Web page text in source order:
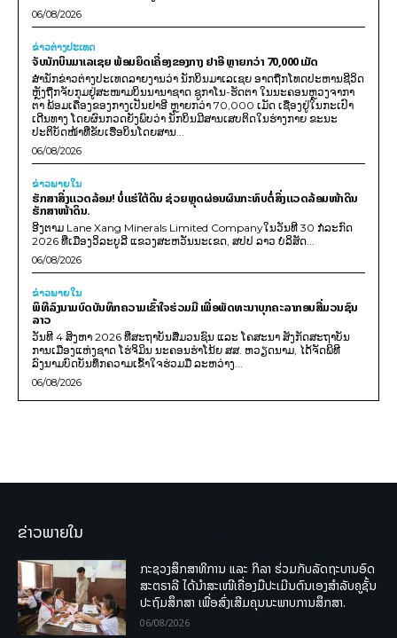
06/08/2026
ຂ່າວຕ່າງປະເທດ
ຈັບນັກບິນມາເລເຊຍ ພ້ອມຍຶດເຄື່ອງຂອງກາງ ຢາອີ ຫຼາຍກວ່າ 70,000 ເມັດ
ສຳນັກຂ່າວຕ່າງປະເທດລາຍງານວ່າ ນັກບິນມາເລເຊຍ ອາດຖືກໂທດປະຫານຊີວິດ
ຫຼັງຖືກຈັບກຸມຢູ່ສະໜາມບິນນານາຊາດ ຊູກາໂນ-ຮັດຕາ ໃນນະຄອນຫຼວງຈາກາ
ຕາ ພ້ອມເຄື່ອງຂອງກາງເປັນຢາອີ ຫຼາຍກວ່າ 70,000 ເມັດ ເຊື່ອງຢູ່ໃນກະເປົາ
ເດີນທາງ ໂດຍຜົນກວດຍັງພົບວ່າ ນັກບິນມີສານເສບຕິດໃນຮ່າງກາຍ ຂະນະ
ປະຕິບັດໜ້າທີ່ຂັບເຮືອບິນໂດຍສານ...
06/08/2026
ຂ່າວພາຍ​ໃນ
ຮັກສາສິ່ງແວດລ້ອມ! ບໍ່ແຮ່ໃຕ້ດິນ ຊ່ວຍຫຼຸດຜ່ອນຜົນກະທົບຕໍ່ສິ່ງແວດລ້ອມໜ້າດິນ
ຮັກສາໜ້າດິນ.
ອີງຕາມ Lane Xang Minerals Limited Companyໃນວັນທີ 30 ກໍລະກົດ
2026 ທີ່ເມືອງວິລະບູລີ ແຂວງສະຫວັນນະເຂດ, ສປປ ລາວ ບໍລິສັດ...
06/08/2026
ຂ່າວພາຍ​ໃນ
ພິທີລົງນາມບົດບັນທຶກຄວາມເຂົ້າໃຈຮ່ວມມື ເພື່ອພັດທະນາບຸກຄະລາກອນສື່ມວນຊົນ
ລາວ
ວັນທີ 4 ສິງຫາ 2026 ທີ່ສະຖາບັນສື່ມວນຊົນ ແລະ ໂຄສະນາ ສັງກັດສະຖາບັນ
ການເມືອງແຫ່ງຊາດ ໂຮ່ຈິມິນ ນະຄອນຮ່າໂນ້ຍ ສສ. ຫວຽດນາມ, ໄດ້ຈັດພິທີ
ລົງນາມບົດບັນທຶກຄວາມເຂົ້າໃຈຮ່ວມມື ລະຫວ່າງ...
06/08/2026
ຂ່າວພາຍໃນ
ກະຊວງສຶກສາທິການ ແລະ ກິລາ ຮ່ວມກັບລັດຖະບານອົດ
ສະຕຣາລີ ໄດ້ນຳສະເໜີເຄື່ອງມືປະເມີນຕົນເອງສຳລັບຄູຊັ້ນ
ປະຖົມສຶກສາ ເພື່ອສົ່ງເສີມຄຸນນະພາບການສຶກສາ.
06/08/2026